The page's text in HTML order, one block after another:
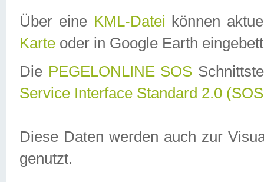
Über eine KML-Datei können
Karte oder in Google Earth
Die PEGELONLINE SOS
Service Interface Standard 2.0
Diese Daten werden auch zur
genutzt.